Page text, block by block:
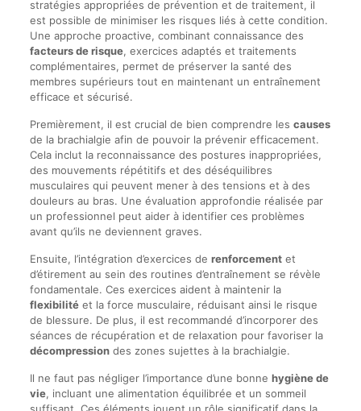
stratégies appropriées de prévention et de traitement, il
est possible de minimiser les risques liés à cette condition.
Une approche proactive, combinant connaissance des
facteurs de risque, exercices adaptés et traitements
complémentaires, permet de préserver la santé des
membres supérieurs tout en maintenant un entraînement
efficace et sécurisé.
Premièrement, il est crucial de bien comprendre les causes
de la brachialgie afin de pouvoir la prévenir efficacement.
Cela inclut la reconnaissance des postures inappropriées,
des mouvements répétitifs et des déséquilibres
musculaires qui peuvent mener à des tensions et à des
douleurs au bras. Une évaluation approfondie réalisée par
un professionnel peut aider à identifier ces problèmes
avant qu’ils ne deviennent graves.
Ensuite, l’intégration d’exercices de renforcementet
d’étirement au sein des routines d’entraînement se révèle
fondamentale. Ces exercices aident à maintenir la
flexibilitéet la force musculaire, réduisant ainsi le risque
de blessure. De plus, il est recommandé d’incorporer des
séances de récupération et de relaxation pour favoriser la
décompressiondes zones sujettes à la brachialgie.
Il ne faut pas négliger l’importance d’une bonne hygiène de
vie, incluant une alimentation équilibrée et un sommeil